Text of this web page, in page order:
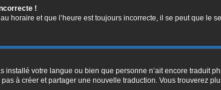
!
horaire et que l’heure est toujours incorrecte, il se peut que le
installé votre langue ou bien que personne n’ait encore traduit
à créer et partager une nouvelle traduction. Vous trouverez